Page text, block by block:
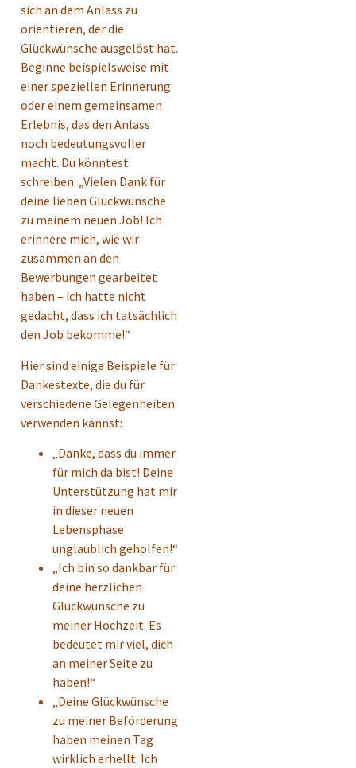
sich an dem Anlass zu
orientieren, der die
Glückwünsche ausgelöst hat.
Beginne beispielsweise mit
einer speziellen Erinnerung
oder einem gemeinsamen
Erlebnis, das den Anlass
noch bedeutungsvoller
macht. Du könntest
schreiben: „Vielen Dank für
deine lieben Glückwünsche
zu meinem neuen Job! Ich
erinnere mich, wie wir
zusammen an den
Bewerbungen gearbeitet
haben – ich hatte nicht
gedacht, dass ich tatsächlich
den Job bekomme!“
Hier sind einige Beispiele für
Dankestexte, die du für
verschiedene Gelegenheiten
verwenden kannst:
„Danke, dass du immer
für mich da bist! Deine
Unterstützung hat mir
in dieser neuen
Lebensphase
unglaublich geholfen!“
„Ich bin so dankbar für
deine herzlichen
Glückwünsche zu
meiner Hochzeit. Es
bedeutet mir viel, dich
an meiner Seite zu
haben!“
„Deine Glückwünsche
zu meiner Beförderung
haben meinen Tag
wirklich erhellt. Ich